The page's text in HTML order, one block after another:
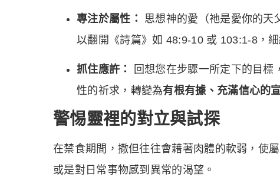
專注於屬性：
思想神的愛（祂是愛你的天
以翻開《詩篇》如 48:9-10 或 103:1-8，
抓住應許：
回想您在步驟一所定下的目
性的祈求，轉變為有根有據、充滿信心的
警惕靈裡的對立與試探
在禁食期間，撒但往往會藉著肉體的軟弱，使
或是對日常事物感到異常的渴望。